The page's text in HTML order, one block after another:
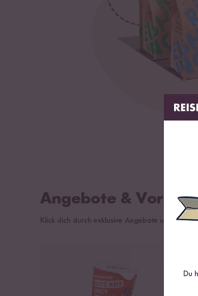
Angebote &
Klick dich durch exklusive Angebote und
Du